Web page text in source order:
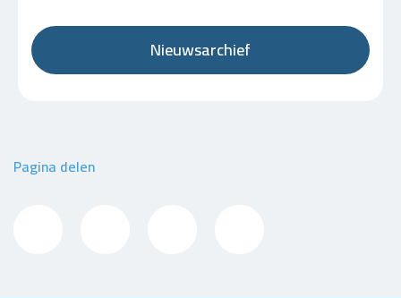
Nieuwsarchief
Pagina delen